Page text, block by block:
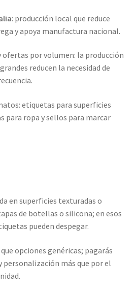
: producción local que reduce
y apoya manufactura nacional.
ofertas por volumen: la producción
reducen la necesidad de
etiquetas para superficies
para ropa y sellos para marcar
en superficies texturadas o
de botellas o silicona; en esos
pueden despegar.
opciones genéricas; pagarás
personalización más que por el